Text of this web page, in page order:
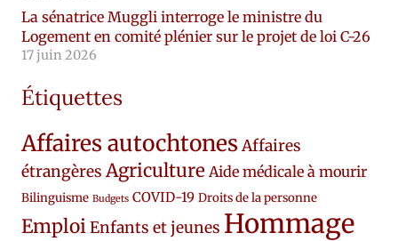
La sénatrice Muggli interroge le ministre du
Logement en comité plénier sur le projet de loi C-26
17 juin 2026
Étiquettes
Affaires autochtones Affaires
étrangères Agriculture Aide médicale à mourir
Bilinguisme Budgets COVID-19 Droits de la personne
EmploiEnfants et jeunes Hommage